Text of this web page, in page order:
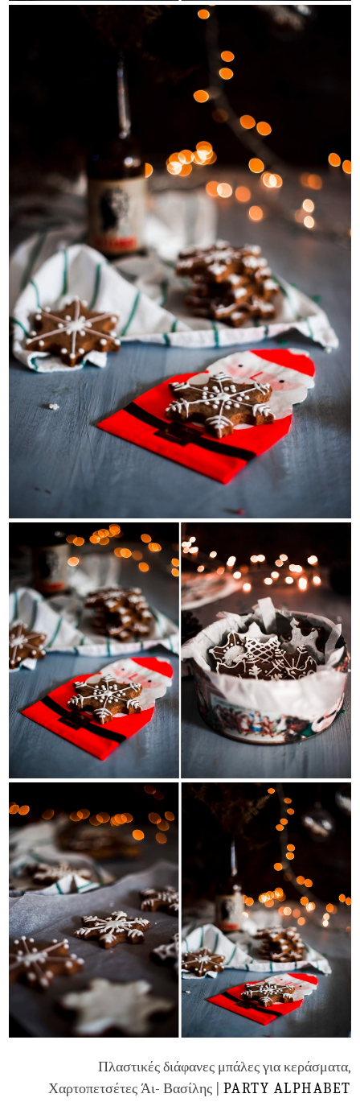
Πλαστικές διάφανες μπάλες για κεράσματα,
Χαρτοπετσέτες Άι- Βασίλης | PARTY ALPHABET